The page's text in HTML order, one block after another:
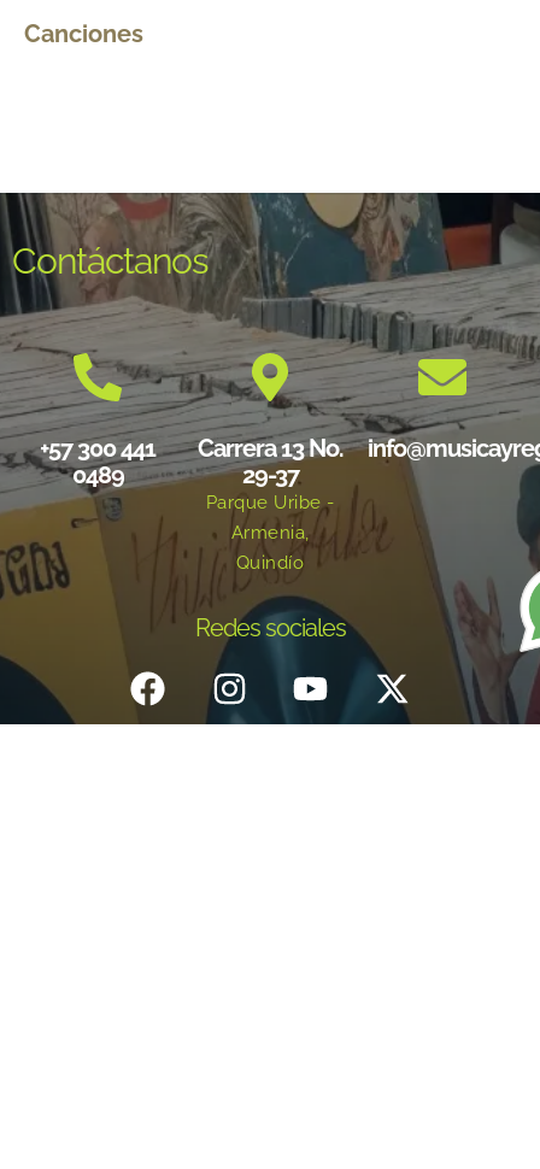
Canciones
Contáctanos
+57 300 441
0489
Carrera 13 No.
29-37
Parque Uribe -
Armenia,
Quindío
Redes sociales